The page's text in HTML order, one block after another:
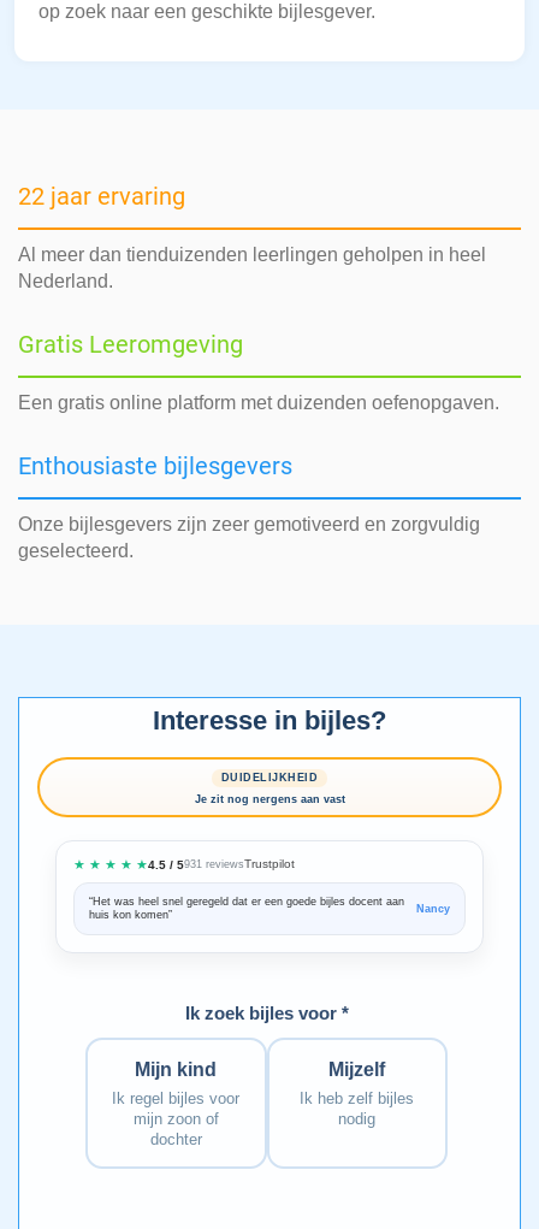
op zoek naar een geschikte bijlesgever.
22 jaar ervaring
Al meer dan tienduizenden leerlingen geholpen in heel
Nederland.
Gratis Leeromgeving
Een gratis online platform met duizenden oefenopgaven.
Enthousiaste bijlesgevers
Onze bijlesgevers zijn zeer gemotiveerd en zorgvuldig
geselecteerd.
Interesse in bijles?
DUIDELIJKHEID
Je zit nog nergens aan vast
★ ★ ★ ★ ★4.5 / 5931 reviewsTrustpilot
“Het was heel snel geregeld dat er een goede bijles docent aan
huis kon komen”
Nancy
Ik zoek bijles voor *
Mijn kind
Ik regel bijles voor
mijn zoon of
dochter
Mijzelf
Ik heb zelf bijles
nodig